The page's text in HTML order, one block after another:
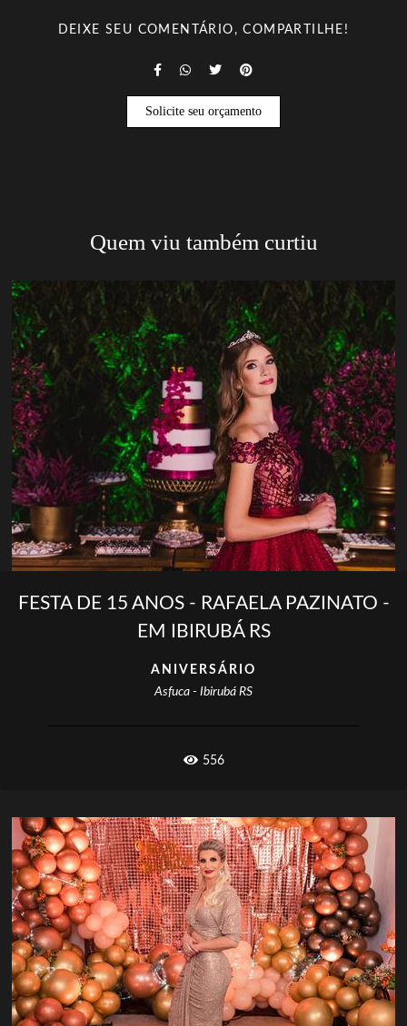
DEIXE SEU COMENTÁRIO, COMPARTILHE!
Solicite seu orçamento
Quem viu também curtiu
FESTA DE 15 ANOS - RAFAELA PAZINATO -
EM IBIRUBÁ RS
ANIVERSÁRIO
Asfuca - Ibirubá RS
556